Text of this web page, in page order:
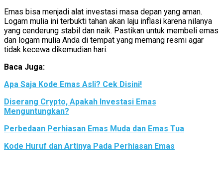
Emas bisa menjadi alat investasi masa depan yang aman.
Logam mulia ini terbukti tahan akan laju inflasi karena nilanya
yang cenderung stabil dan naik. Pastikan untuk membeli emas
dan logam mulia Anda di tempat yang memang resmi agar
tidak kecewa dikemudian hari.
Baca Juga:
Apa Saja Kode Emas Asli? Cek Disini!
Diserang Crypto, Apakah Investasi Emas
Menguntungkan?
Perbedaan Perhiasan Emas Muda dan Emas Tua
Kode Huruf dan Artinya Pada Perhiasan Emas